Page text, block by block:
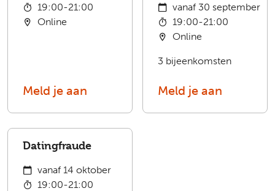
19:00-21:00
Online
Meld je aan
vanaf 30 september
19:00-21:00
Online
3 bijeenkomsten
Meld je aan
Datingfraude
vanaf 14 oktober
19:00-21:00